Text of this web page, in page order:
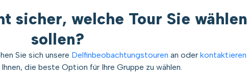
sicher, welche Tour Sie wählen
sollen?
Sie sich unsere Delfinbeobachtungstouren an oder kontaktieren
die beste Option für Ihre Gruppe zu wählen.